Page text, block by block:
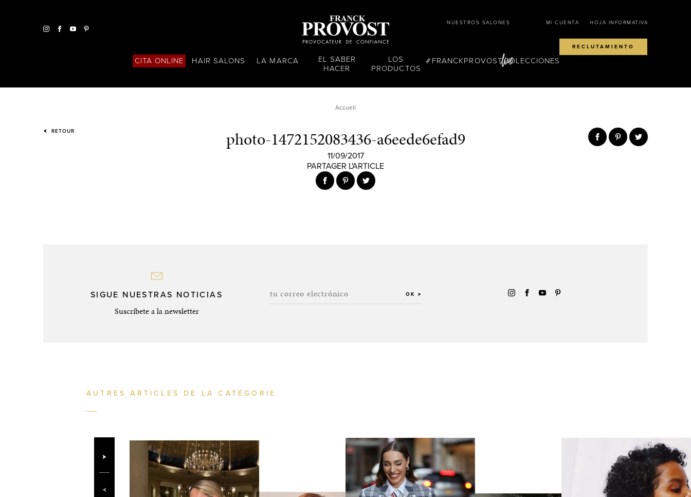
NUESTROS SALONES MI CUENTA HOJA INFORMATIVA
RECLUTAMIENTO
CITA ONLINE HAIR SALONS LA MARCA
EL SABER
HACER
LOS
PRODUCTOS
FRANCKPROVOSTCOLECCIONES
Accueil
RETOUR photo-1472152083436-a6eede6efad9
11/09/2017
PARTAGER L'ARTICLE
SIGUE NUESTRAS NOTICIAS
Suscríbete a la newsletter
tu correo electrónico OK
AUTRES ARTICLES DE LA CATÉGORIE